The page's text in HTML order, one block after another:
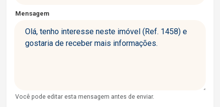
Mensagem
Você pode editar esta mensagem antes de enviar.